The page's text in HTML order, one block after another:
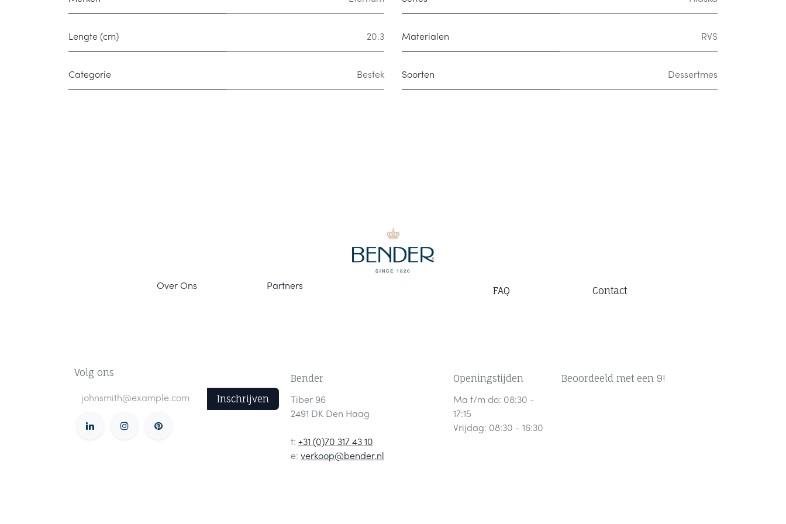
Lengte (cm) 20.3 Materialen RVS
Categorie Bestek Soorten Dessertmes
Volg ons
Inschrijven
Bender
Tiber 96
2491 DK Den Haag
t: +31 (0)70 317 43 10
e: verkoop@bender.nl
Openingstijden
Ma t/m do: 08:30 -
17:15
Vrijdag: 08:30 - 16:30
Beoordeeld met een 9!
Contact
Partners
Over Ons FAQ